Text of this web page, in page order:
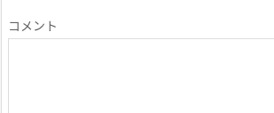
コメント